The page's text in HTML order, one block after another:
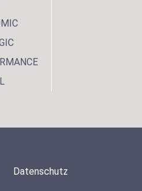
Datenschutz